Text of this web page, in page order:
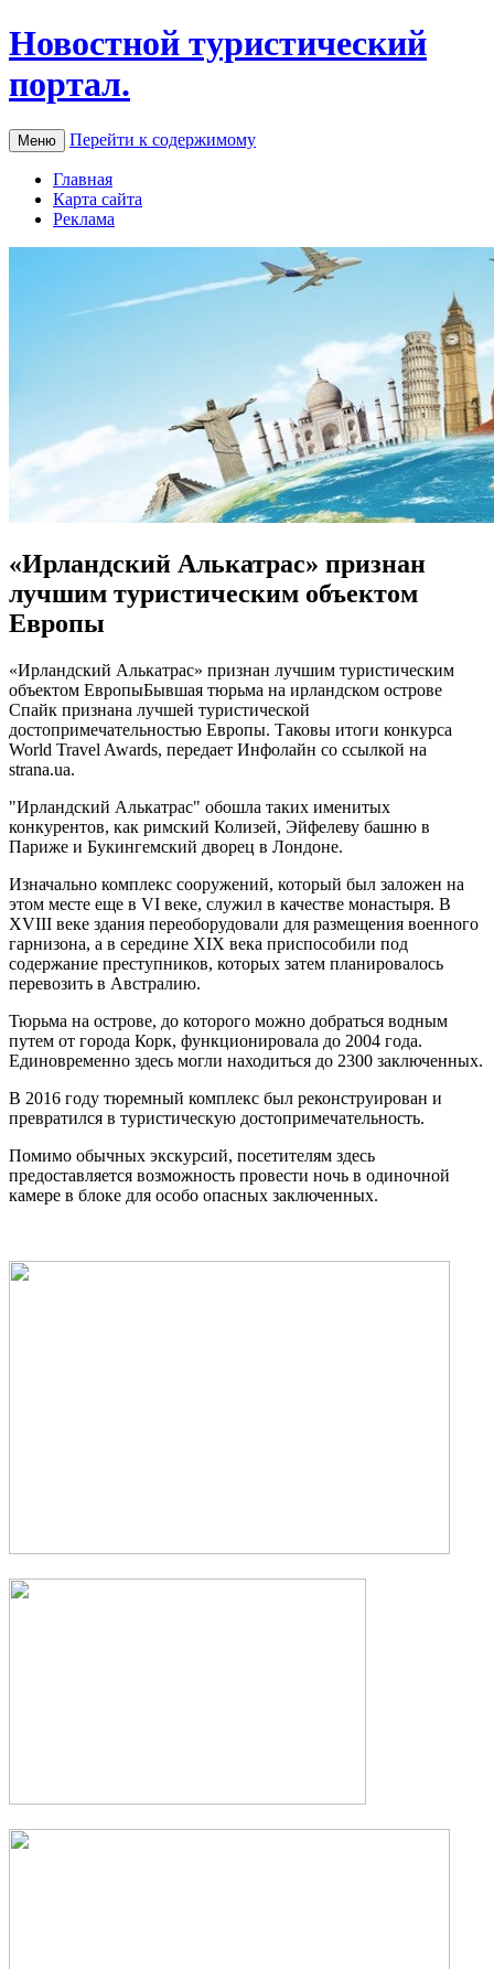
Новостной туристический
портал.
Меню Перейти к содержимому
Главная
Карта сайта
Реклама
«Ирландский Алькатрас» признан
лучшим туристическим объектом
Европы
«Ирлaндский Aлькaтрaс» признан лучшим туристическим
объектом ЕвропыБывшая тюрьма на ирландском острове
Спайк признана лучшей туристической
достопримечательностью Европы. Таковы итоги конкурса
World Travel Awards, передает Инфолайн со ссылкой на
strana.ua.
"Ирландский Алькатрас" обошла таких именитых
конкурентов, как римский Колизей, Эйфелеву башню в
Париже и Букингемский дворец в Лондоне.
Изначально комплекс сооружений, который был заложен на
этом месте еще в VI веке, служил в качестве монастыря. В
XVIII веке здания переоборудовали для размещения военного
гарнизона, а в середине XIX века приспособили под
содержание преступников, которых затем планировалось
перевозить в Австралию.
Тюрьма на острове, до которого можно добраться водным
путем от города Корк, функционировала до 2004 года.
Единовременно здесь могли находиться до 2300 заключенных.
В 2016 году тюремный комплекс был реконструирован и
превратился в туристическую достопримечательность.
Помимо обычных экскурсий, посетителям здесь
предоставляется возможность провести ночь в одиночной
камере в блоке для особо опасных заключенных.